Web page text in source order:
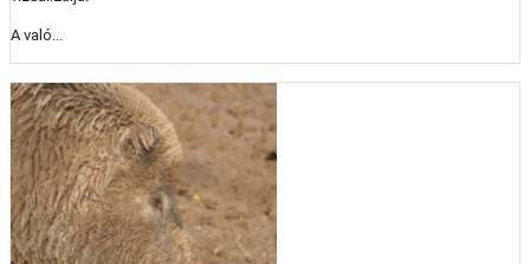
A való...